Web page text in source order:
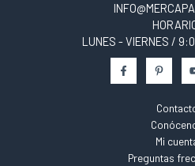
LUNES - VIERNES /
Mi
Preguntas